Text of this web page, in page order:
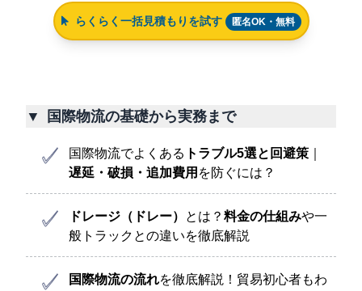
らくらく一括見積もりを試す 匿名OK・無料
▼ 国際物流の基礎から実務まで
国際物流でよくある トラブル5選と回避策｜
遅延・破損・追加費用 を防ぐには？
ドレージ（ドレー） とは？ 料金の仕組みや一
般トラックとの違いを徹底解説
国際物流の流れを徹底解説！貿易初心者もわ